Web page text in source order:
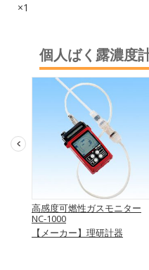
×1
個人ばく露濃度
高感度可燃性ガスモニター
NC-1000
【メーカー】理研計器